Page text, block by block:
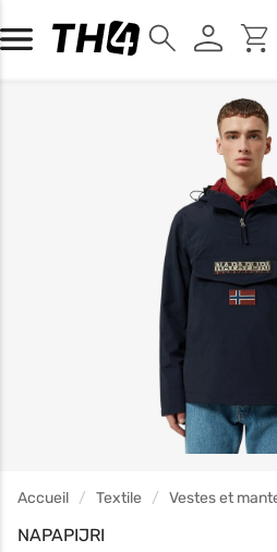
Accueil Textile Vestes et
NAPAPIJRI